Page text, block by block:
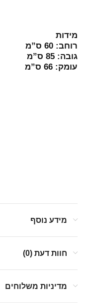
מידות
רוחב: 60 ס”מ
גובה: 85 ס”מ
עומק: 66 ס”מ
מידע נוסף
חוות דעת (0)
מדיניות משלוחים